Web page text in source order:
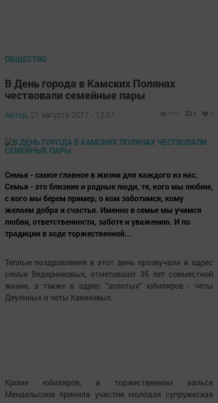
ОБЩЕСТВО
В День города в Камских Полянах
чествовали семейные пары
Автор, 21 августа 2017 - 12:37 1211 0 0
Семья - самое главное в жизни для каждого из нас.
Семья - это близкие и родные люди, те, кого мы любим,
с кого мы берем пример, о ком заботимся, кому
желаем добра и счастья. Именно в семье мы учимся
любви, ответственности, заботе и уважению. И по
традиции в ходе торжественной...
Теплые поздравления в этот день прозвучали в адрес
семьи Ведерниковых, отметивших 35 лет совместной
жизни, а также в адрес "золотых" юбиляров - четы
Деулиных и четы Каюмовых.
Кроме юбиляров, в торжественном вальсе
Мендельсона приняла участие молодая супружеская